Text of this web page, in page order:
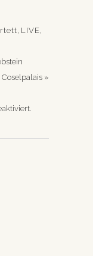
, LIVE,
»